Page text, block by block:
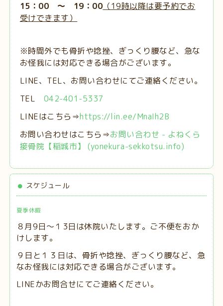
15：00 ～ 19：00 （19時以降は要予約でお
受けできます）
※時間外でも骨折や捻挫、ぎっくり腰など、急な
お怪我には対応できる場合がございます。
LINE、TEL、お問い合わせにてご連絡ください。
TEL 042-401-5337
LINEはこちら⇒https://lin.ee/MnaIh2B
お問い合わせはこちら⇒お問い合わせ - よねくら
接骨院【稲城市】 (yonekura-sekkotsu.info)
スケジュール
夏季休暇
８月9日～１3日は休院いたします。ご不便をおか
けします。
９日と１３日は、 骨折や捻挫、ぎっくり腰など、急
なお怪我には対応できる場合がございます。
LINEかお問合せにてご連絡ください。